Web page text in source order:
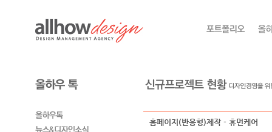
홈페이지(반응형)제작 - 휴먼케어